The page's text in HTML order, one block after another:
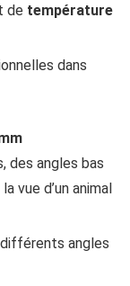
de température
dans
des angles bas
vue d’un animal
angles